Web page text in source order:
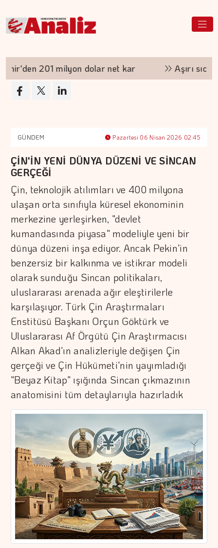
201 milyon dolar net kar Aşırı
GÜNDEM Pazartesi 06 Nisan 2026 02:45
ÇİN'İN YENİ DÜNYA DÜZENİ VE SİNCAN
GERÇEĞİ
Çin, teknolojik atılımları ve 400 milyona
ulaşan orta sınıfıyla küresel ekonominin
merkezine yerleşirken, "devlet
kumandasında piyasa" modeliyle yeni bir
dünya düzeni inşa ediyor. Ancak Pekin'in
benzersiz bir kalkınma ve istikrar modeli
olarak sunduğu Sincan politikaları,
uluslararası arenada ağır eleştirilerle
karşılaşıyor. Türk Çin Araştırmaları
Enstitüsü Başkanı Orçun Göktürk ve
Uluslararası Af Örgütü Çin Araştırmacısı
Alkan Akad'ın analizleriyle değişen Çin
gerçeği ve Çin Hükümeti'nin yayımladığı
"Beyaz Kitap" ışığında Sincan çıkmazının
anatomisini tüm detaylarıyla hazırladık